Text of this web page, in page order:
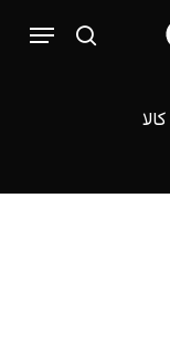
جستجو
فهرست
بستن
کالا